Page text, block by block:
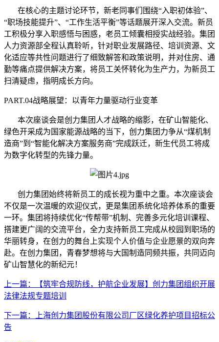
在核心的主题讨论环节，新老同事们围绕“入职初体验”、
“职场技能提升”、“工作生活平衡”等话题展开深入交流。新员
工积极分享入职感悟与困惑，老员工倾囊相授实战经验。集团
人力资源部全程认真聆听，针对职业发展路径、培训资源、文
化适应等共性问题进行了细致解答和政策说明，并对住房、通
勤等痛点提供解决方案，将员工关怀转化为生产力，为新员工
扫清疑虑，指明成长方向。
PART.04战略展望：以青年力量驱动行业变革
本次座谈会是创力集团人才战略的缩影，在矿山智能化、
绿色开采成为国家能源战略的当下，创力集团力争从“煤机制
造商”到“智能化解决方案服务商”完成跃迁，新生代员工将成
为数字化转型的先锋力量。
创力集团始终将新员工的成长视为重中之重。本次座谈会
不仅是一次温暖的欢迎仪式，更是集团系统化培养体系的重要
一环。集团将持续优化“传帮带”机制、完善多元化培训课程、
搭建更广阔的交流平台，全力支持新员工完成从校园到职场的
华丽转身，在创力的舞台上实现个人价值与企业愿景的双向奔
赴。在创力集团，青春梦想将与大国制造同频共振，共同迈向
矿山智慧化的新纪元！
上一篇：【筑牢合规防线，护航企业发展】创力集团组织开展
法律法规专题培训
下一篇：上海创力集团股份有限公司厂区绿化养护项目招标公
告